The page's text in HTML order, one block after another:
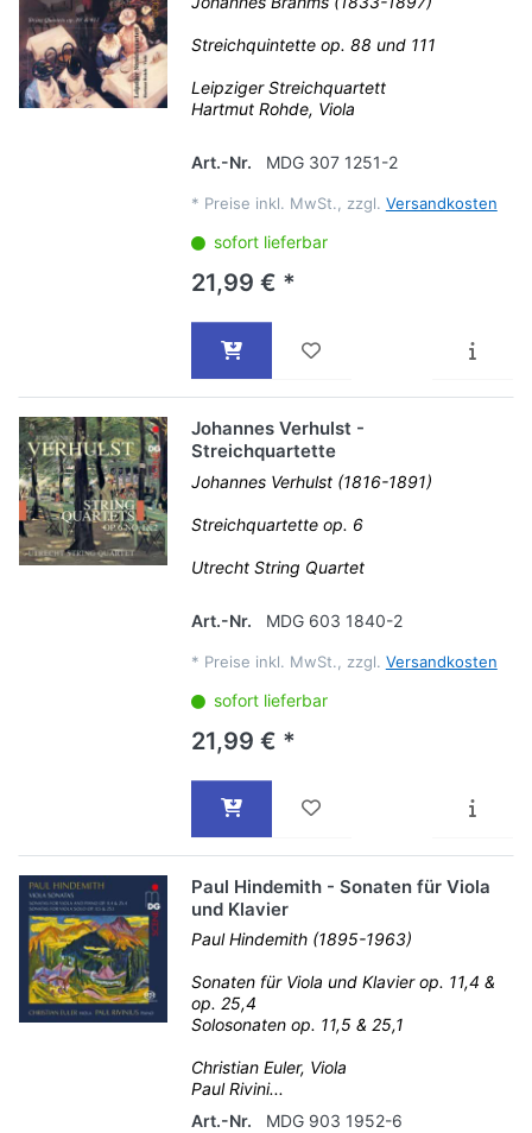
Streichquintette op. 88 und 111
Leipziger Streichquartett
Hartmut Rohde, Viola
Art.-Nr. MDG 307 1251-2
* Preise inkl. MwSt., zzgl. Versandkosten
sofort lieferbar
21,99 € *
Johannes Verhulst -
Streichquartette
Johannes Verhulst (1816-1891)
Streichquartette op. 6
Utrecht String Quartet
Art.-Nr. MDG 603 1840-2
* Preise inkl. MwSt., zzgl. Versandkosten
sofort lieferbar
21,99 € *
Paul Hindemith - Sonaten für Viola
und Klavier
Paul Hindemith (1895-1963)
Sonaten für Viola und Klavier op. 11,4 &
op. 25,4
Solosonaten op. 11,5 & 25,1
Christian Euler, Viola
Paul Rivini...
Art.-Nr.
MDG 903 1952-6